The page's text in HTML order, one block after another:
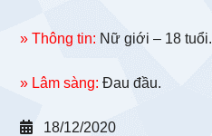
» Thông tin: Nữ giới – 18 tuổi.
» Lâm sàng: Đau đầu.
18/12/2020